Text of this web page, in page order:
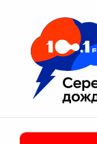
Москва 100.1 FM
Апатиты